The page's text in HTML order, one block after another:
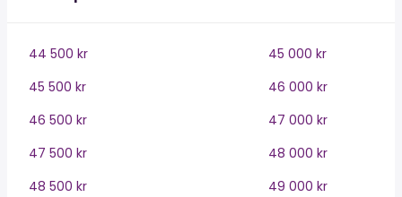
44 500 kr
45 000 kr
45 500 kr
46 000 kr
46 500 kr
47 000 kr
47 500 kr
48 000 kr
48 500 kr
49 000 kr